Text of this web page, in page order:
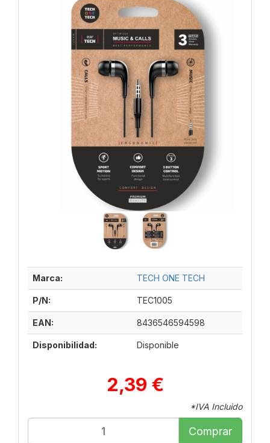
Marca: TECH ONE TECH
P/N: TEC1005
EAN: 8436546594598
Disponibilidad: Disponible
2,39 €
*IVA Incluido
Comprar